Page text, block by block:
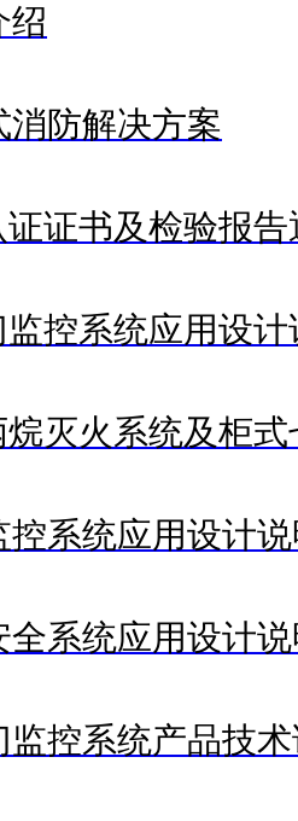
绍
消防解决方案
证证书及检验报
监控系统应用设计
烷灭火系统及柜
控系统应用设计
全系统应用设计
监控系统产品技